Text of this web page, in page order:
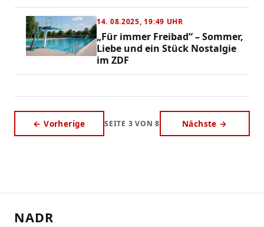
14. 08.2025, 19:49 UHR
„Für immer Freibad“ – Sommer,
Liebe und ein Stück Nostalgie
im ZDF
← Vorherige SEITE 3 VON 8 Nächste →
NADR